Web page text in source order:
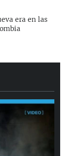
era en las